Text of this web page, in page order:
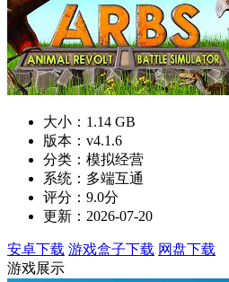
大小：1.14 GB
版本：v4.1.6
分类：模拟经营
系统：多端互通
评分：9.0分
更新：2026-07-20
安卓下载 游戏盒子下载 网盘下载
游戏展示